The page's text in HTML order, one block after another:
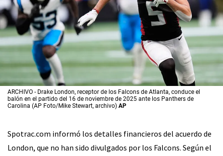
ARCHIVO - Drake London, receptor de los Falcons de Atlanta, conduce el
balón en el partido del 16 de noviembre de 2025 ante los Panthers de
Carolina (AP Foto/Mike Stewart, archivo) AP
Spotrac.com informó los detalles financieros del acuerdo de
London, que no han sido divulgados por los Falcons. Según el